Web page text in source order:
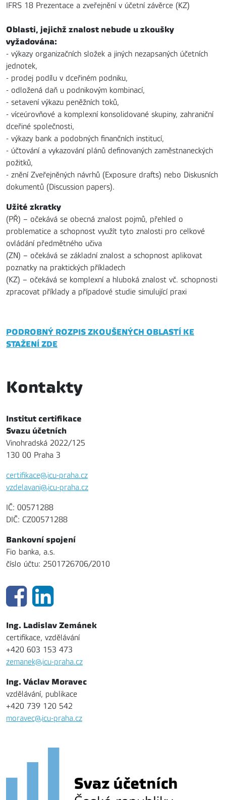
IFRS 18 Prezentace a zveřejnění v účetní závěrce (KZ)
Oblasti, jejichž znalost nebude u zkoušky
vyžadována:
- výkazy organizačních složek a jiných nezapsaných účetních
jednotek,
- prodej podílu v dceřiném podniku,
- odložená daň u podnikovým kombinací,
- setavení výkazu peněžních toků,
- víceúrovňové a komplexní konsolidované skupiny, zahraniční
dceřiné společnosti,
- výkazy bank a podobných finančních institucí,
- účtování a vykazování plánů definovaných zaměstnaneckých
požitků,
- znění Zveřejněných návrhů (Exposure drafts) nebo Diskusních
dokumentů (Discussion papers).
Užité zkratky
(PŘ) – očekává se obecná znalost pojmů, přehled o
problematice a schopnost využít tyto znalosti pro celkové
ovládání předmětného učiva
(ZN) – očekává se základní znalost a schopnost aplikovat
poznatky na praktických příkladech
(KZ) – očekává se komplexní a hluboká znalost vč. schopnosti
zpracovat příklady a případové studie simulující praxi
PODROBNÝ ROZPIS ZKOUŠENÝCH OBLASTÍ KE
STAŽENÍ ZDE
Kontakty
Institut certifikace
Svazu účetních
Vinohradská 2022/125
130 00 Praha 3
certifikace@icu-praha.cz
vzdelavani@icu-praha.cz
IČ: 00571288
DIČ: CZ00571288
Bankovní spojení
Fio banka, a.s.
číslo účtu: 2501726706/2010
Ing. Ladislav Zemánek
certifikace, vzdělávání
+420 603 153 473
zemanek@icu-praha.cz
Ing. Václav Moravec
vzdělávání, publikace
+420 739 120 542
moravec@icu-praha.cz